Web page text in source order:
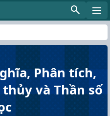
Phân tích,
và Thần số